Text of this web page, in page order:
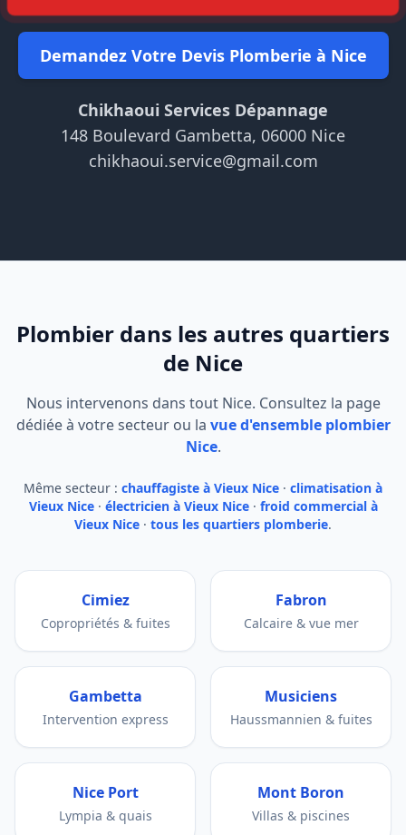
Demandez Votre Devis Plomberie à Nice
Chikhaoui Services Dépannage
148 Boulevard Gambetta, 06000 Nice
chikhaoui.service@gmail.com
Plombier dans les autres quartiers
de Nice
Nous intervenons dans tout Nice. Consultez la page
dédiée à votre secteur ou la vue d'ensemble plombier
Nice.
Même secteur : chauffagiste à Vieux Nice · climatisation à
Vieux Nice· électricien à Vieux Nice· froid commercial à
Vieux Nice · tous les quartiers plomberie.
Cimiez
Copropriétés & fuites
Fabron
Calcaire & vue mer
Gambetta
Intervention express
Musiciens
Haussmannien & fuites
Nice Port
Lympia & quais
Mont Boron
Villas & piscines